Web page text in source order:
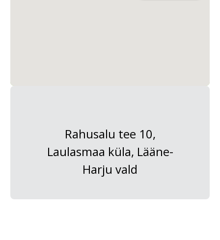
Rahusalu tee 10,
Laulasmaa küla, Lääne-
Harju vald